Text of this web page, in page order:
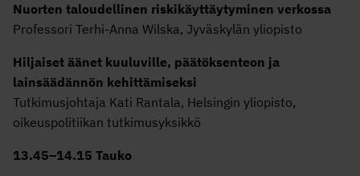
Nuorten taloudellinen riskikäyttäytyminen verkossa
Professori Terhi-Anna Wilska, Jyväskylän yliopisto
Hiljaiset äänet kuuluville, päätöksenteon ja
lainsäädännön kehittämiseksi
Tutkimusjohtaja Kati Rantala, Helsingin yliopisto,
oikeuspolitiikan tutkimusyksikkö
13.45–14.15 Tauko